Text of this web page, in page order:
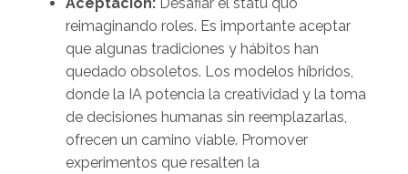
reimaginando roles. Es importante aceptar
que algunas tradiciones y hábitos han
quedado obsoletos. Los modelos híbridos,
donde la IA potencia la creatividad y la toma
de decisiones humanas sin reemplazarlas,
ofrecen un camino viable. Promover
experimentos que resalten la